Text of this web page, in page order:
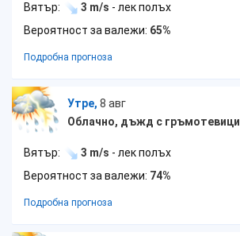
Вятър: 3 m/s - лек полъх
Вероятност за валежи: 65%
Подробна прогноза
Утре, 8 авг
Облачно, дъжд с гръмотевици
Вятър: 3 m/s - лек полъх
Вероятност за валежи: 74%
Подробна прогноза